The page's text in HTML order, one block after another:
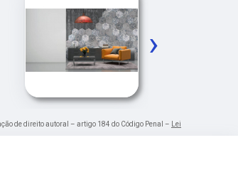
›
de direito autoral – artigo 184 do Código Penal –
Lei